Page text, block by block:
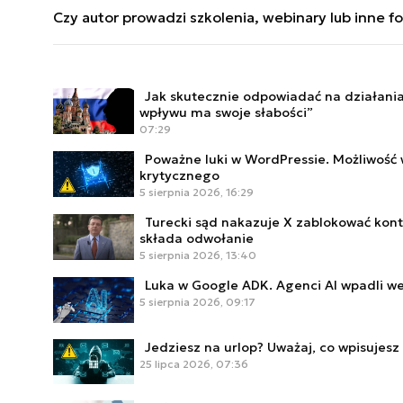
doktorską w Szkole Doktorskiej Nauk
Europejskiej.
zastosowaniu sztucznej inteligencji zarówno w
przeciwdziałaniu dezinformacji na poziomie
2 i KSC), zastosowania sztucznej inteligencji,
autora można śledzić na łamach portalu
Czy autor prowadzi szkolenia, webinary lub inne
ISO 27001 krok po kroku - zarządzanie ryzykiem
organizacji, Przeciwdziałanie dezinformacji,
Jak skutecznie odpowiadać na
wpływu ma swoje słabości”
07:29
Poważne luki w WordPressie.
krytycznego
5 sierpnia 2026, 16:29
Turecki sąd nakazuje X zablokować
składa odwołanie
5 sierpnia 2026, 13:40
Luka w Google ADK. Agenci AI wpadli
5 sierpnia 2026, 09:17
Jedziesz na urlop? Uważaj, co
25 lipca 2026, 07:36